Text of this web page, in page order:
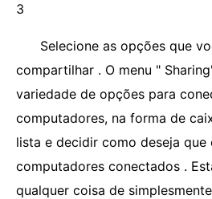
3
Selecione as opções que
compartilhar . O menu "
variedade de opções para
computadores, na forma de
lista e decidir como deseja que
computadores conectados .
qualquer coisa de